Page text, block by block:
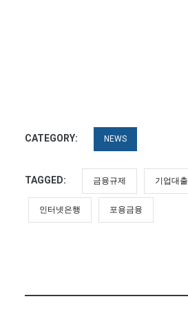
CATEGORY: NEWS
TAGGED: 금융규제 기업대출
인터넷은행 포용금융